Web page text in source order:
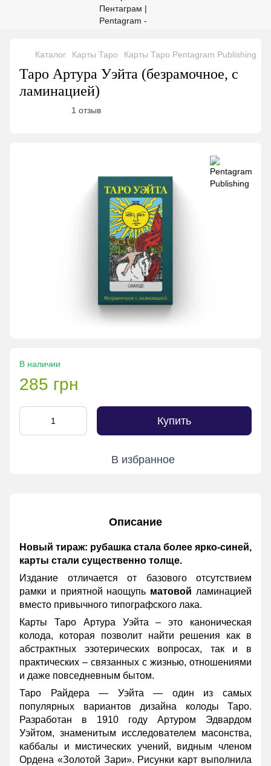
Каталог Карты Таро Карты Таро Pentagram Publishing
Таро Артура Уэйта (безрамочное, с
ламинацией)
1 отзыв
В наличии
285 грн
Купить
В избранное
Описание
Новый тираж: рубашка стала более ярко-синей,
карты стали существенно толще.
Издание отличается от базового отсутствием
рамки и приятной наощупь матовой ламинацией
вместо привычного типографского лака.
Карты Таро Артура Уэйта – это каноническая
колода, которая позволит найти решения как в
абстрактных эзотерических вопросах, так и в
практических – связанных с жизнью, отношениями
и даже повседневным бытом.
Таро Райдера — Уэйта — один из самых
популярных вариантов дизайна колоды Таро.
Разработан в 1910 году Артуром Эдвардом
Уэйтом, знаменитым исследователем масонства,
каббалы и мистических учений, видным членом
Ордена «Золотой Зари». Рисунки карт выполнила